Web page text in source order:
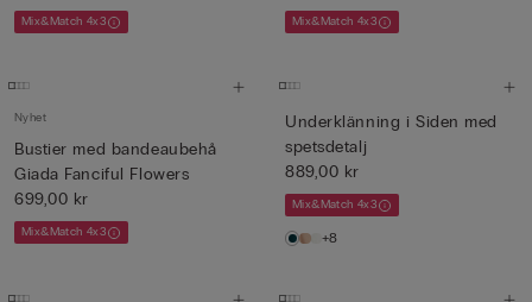
Mix&Match 4x3 Mix&Match 4x3
Nyhet
Bustier med bandeaubehå
Giada Fanciful Flowers
699,00 kr
Mix&Match 4x3
Underklänning i Siden med
spetsdetalj
889,00 kr
Mix&Match 4x3
+8